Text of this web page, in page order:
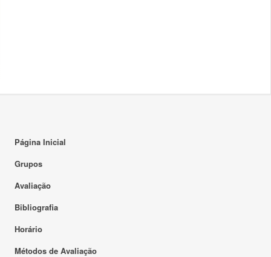
Página Inicial
Grupos
Avaliação
Bibliografia
Horário
Métodos de Avaliação